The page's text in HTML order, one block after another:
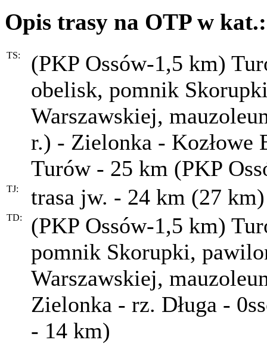
Opis trasy na OTP w kat.:
TS:
(PKP Ossów-1,5 km)
obelisk, pomnik
Warszawskiej,
r.) - Zielonka - Kozłowe
Turów - 25 km (PKP
TJ: trasa jw. - 24 km (27 km)
TD:
(PKP Ossów-1,5 km)
pomnik Skorupki,
Warszawskiej,
Zielonka - rz. Długa -
- 14 km)